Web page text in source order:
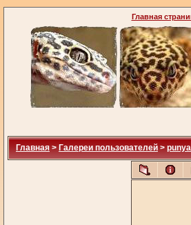
Главная
Главная > Галереи пользователей >